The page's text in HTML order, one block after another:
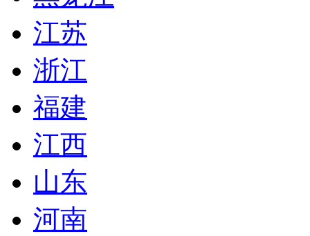
江苏
浙江
福建
江西
山东
河南